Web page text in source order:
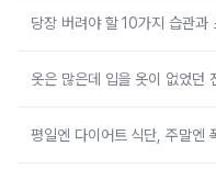
당장 버려야 할 10가지 습관과
옷은 많은데 입을 옷이 없었던
평일엔 다이어트 식단, 주말엔